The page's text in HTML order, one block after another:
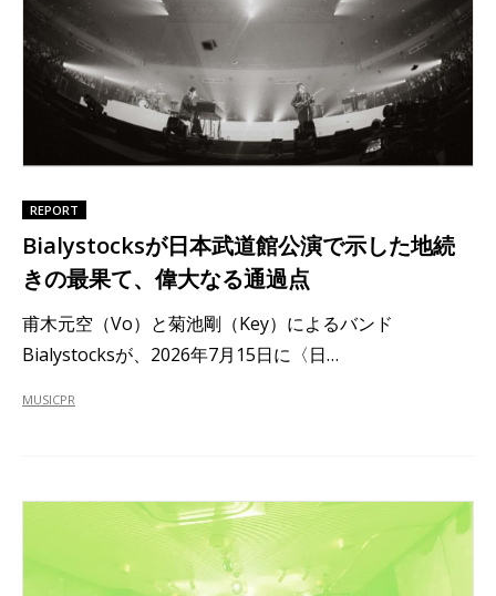
REPORT
Bialystocksが日本武道館公演で示した地続
きの最果て、偉大なる通過点
甫木元空（Vo）と菊池剛（Key）によるバンド
Bialystocksが、2026年7月15日に〈日…
MUSICPR